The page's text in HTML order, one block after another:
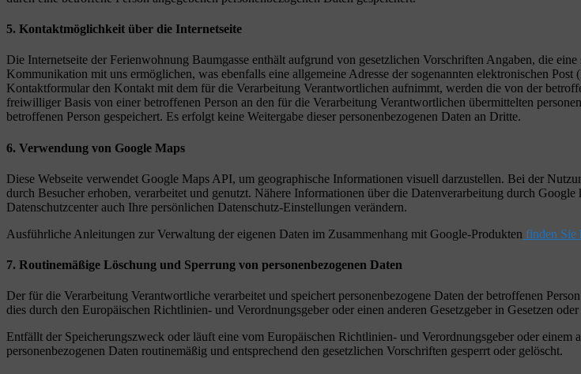
5. Kontaktmöglichkeit über die Internetseite
Die Internetseite der Ferienwohnung Baumgasse enthält aufgrund von gesetzlichen Vorschriften Angaben, die
Kommunikation mit uns ermöglichen, was ebenfalls eine allgemeine Adresse der sogenannten elektronischen
Kontaktformular den Kontakt mit dem für die Verarbeitung Verantwortlichen aufnimmt, werden die von der
freiwilliger Basis von einer betroffenen Person an den für die Verarbeitung Verantwortlichen übermittelten
betroffenen Person gespeichert. Es erfolgt keine Weitergabe dieser personenbezogenen Daten an Dritte.
6. Verwendung von Google Maps
Diese Webseite verwendet Google Maps API, um geographische Informationen visuell darzustellen. Bei der
durch Besucher erhoben, verarbeitet und genutzt. Nähere Informationen über die Datenverarbeitung durch Google
Datenschutzcenter auch Ihre persönlichen Datenschutz-Einstellungen verändern.
Ausführliche Anleitungen zur Verwaltung der eigenen Daten im Zusammenhang mit Google-Produkten finden Sie
7. Routinemäßige Löschung und Sperrung von personenbezogenen Daten
Der für die Verarbeitung Verantwortliche verarbeitet und speichert personenbezogene Daten der betroffenen
dies durch den Europäischen Richtlinien- und Verordnungsgeber oder einen anderen Gesetzgeber in Gesetzen
Entfällt der Speicherungszweck oder läuft eine vom Europäischen Richtlinien- und Verordnungsgeber oder einem
personenbezogenen Daten routinemäßig und entsprechend den gesetzlichen Vorschriften gesperrt oder gelöscht.